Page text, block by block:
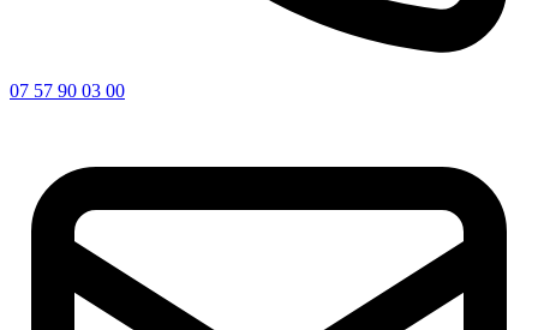
07 57 90 03 00